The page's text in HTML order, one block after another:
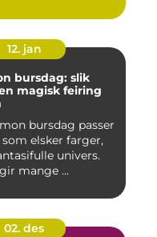
12. jan
bursdag: slik
magisk feiring
bursdag passer
elsker farger,
univers.
mange ...
02. des